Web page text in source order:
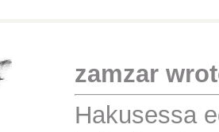
zamzar
Hakusessa